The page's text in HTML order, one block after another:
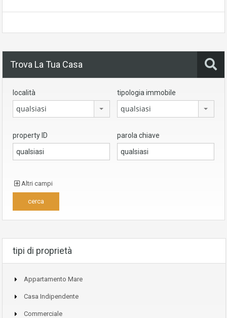
Trova La Tua Casa
località
qualsiasi
tipologia immobile
qualsiasi
property ID parola chiave
Altri campi
tipi di proprietà
Appartamento Mare
Casa Indipendente
Commerciale